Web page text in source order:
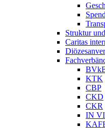
Struktur
Caritas
KTK
CBP
CKD
CKR
IN